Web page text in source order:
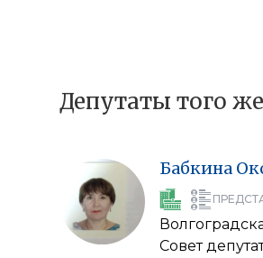
Депутаты того
Бабкина
Совет